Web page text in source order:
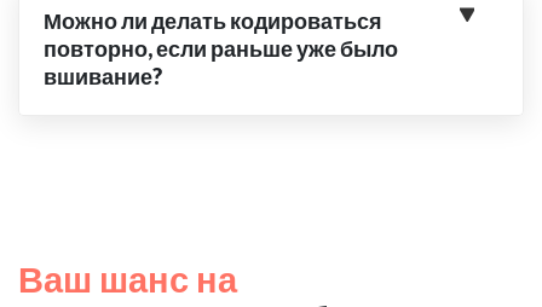
Можно ли делать кодироваться
повторно, если раньше уже было
вшивание?
Ваш шанс на